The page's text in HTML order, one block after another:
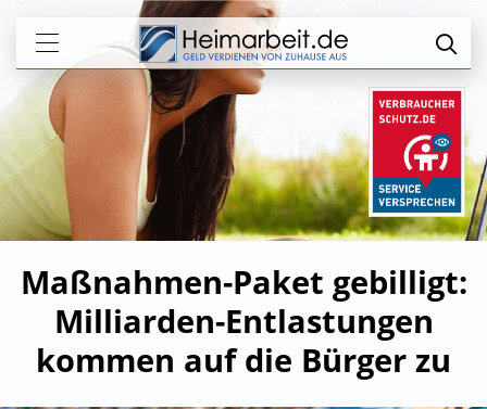
Maßnahmen-Paket gebilligt:
Milliarden-Entlastungen
kommen auf die Bürger zu